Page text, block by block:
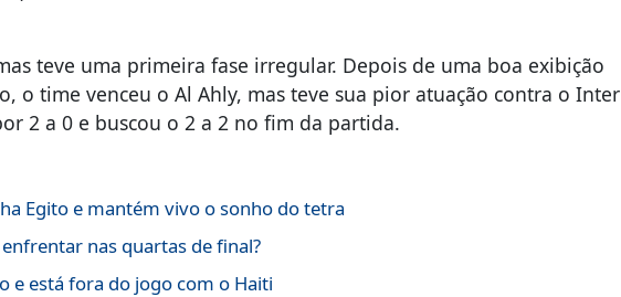
teve uma primeira fase irregular. Depois de uma boa exibição
o time venceu o Al Ahly, mas teve sua pior atuação contra o Inter
2 a 0 e buscou o 2 a 2 no fim da partida.
Egito e mantém vivo o sonho do tetra
nas quartas de final?
e está fora do jogo com o Haiti